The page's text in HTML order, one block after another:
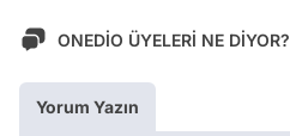
ONEDİO ÜYELERİ NE DİYOR?
Yorum Yazın